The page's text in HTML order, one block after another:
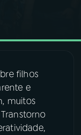
filhos
e
muitos